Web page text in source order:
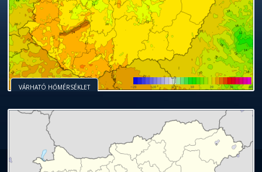
VÁRHATÓ HŐMÉRSÉKLET